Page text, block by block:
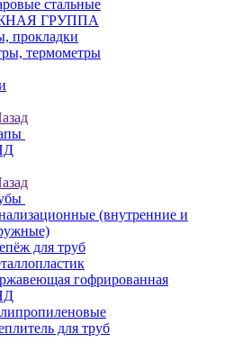
стальные
ГРУППА
прокладки
термометры
(внутренние и
для труб
гофрированная
для труб